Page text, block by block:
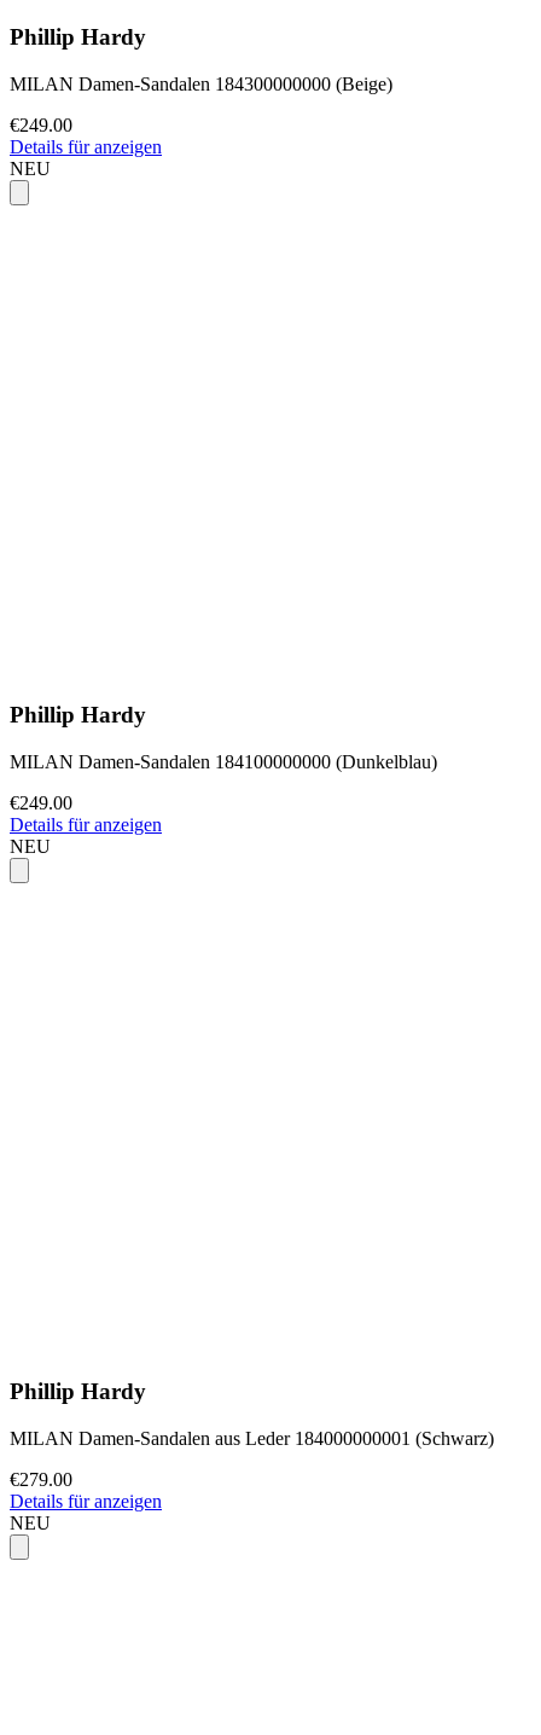
Phillip Hardy
MILAN Damen-Sandalen 184300000000 (Beige)
€249.00
Details für anzeigen
NEU
Phillip Hardy
MILAN Damen-Sandalen 184100000000 (Dunkelblau)
€249.00
Details für anzeigen
NEU
Phillip Hardy
MILAN Damen-Sandalen aus Leder 184000000001 (Schwarz)
€279.00
Details für anzeigen
NEU